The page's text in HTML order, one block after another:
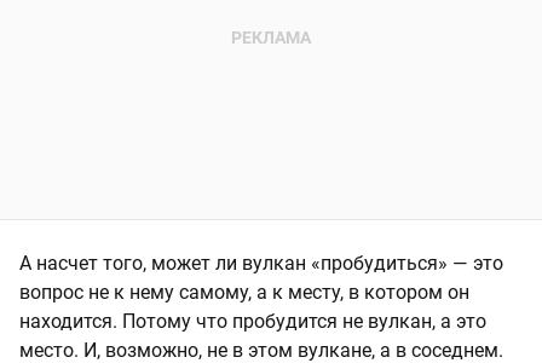
А насчет того, может ли вулкан «пробудиться» — это
вопрос не к нему самому, а к месту, в котором он
находится. Потому что пробудится не вулкан, а это
место. И, возможно, не в этом вулкане, а в соседнем.